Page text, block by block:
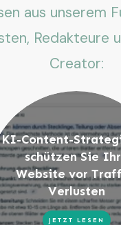
aus unserem
Redakteure
Creator:
KI-Content-
schützen Sie
Website vor
Verlusten
JETZT LESEN